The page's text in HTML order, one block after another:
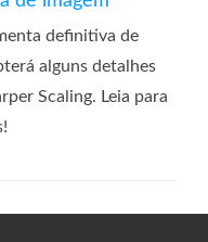
definitiva de
alguns detalhes
Scaling. Leia para